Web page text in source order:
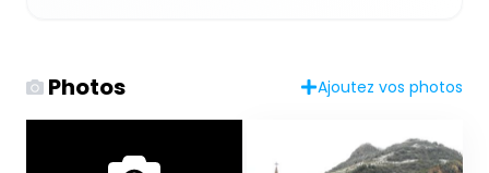
Photos Ajoutez vos photos